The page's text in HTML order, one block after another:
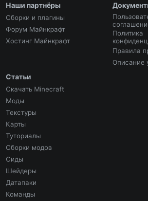
Наши партнёры
Сборки и плагины
Форум Майнкрафт
Хостинг Майнкрафт
Политика
Правила
Описание
Статьи
Скачать Minecraft
Моды
Текстуры
Карты
Туториалы
Сборки модов
Сиды
Шейдеры
Датапаки
Команды